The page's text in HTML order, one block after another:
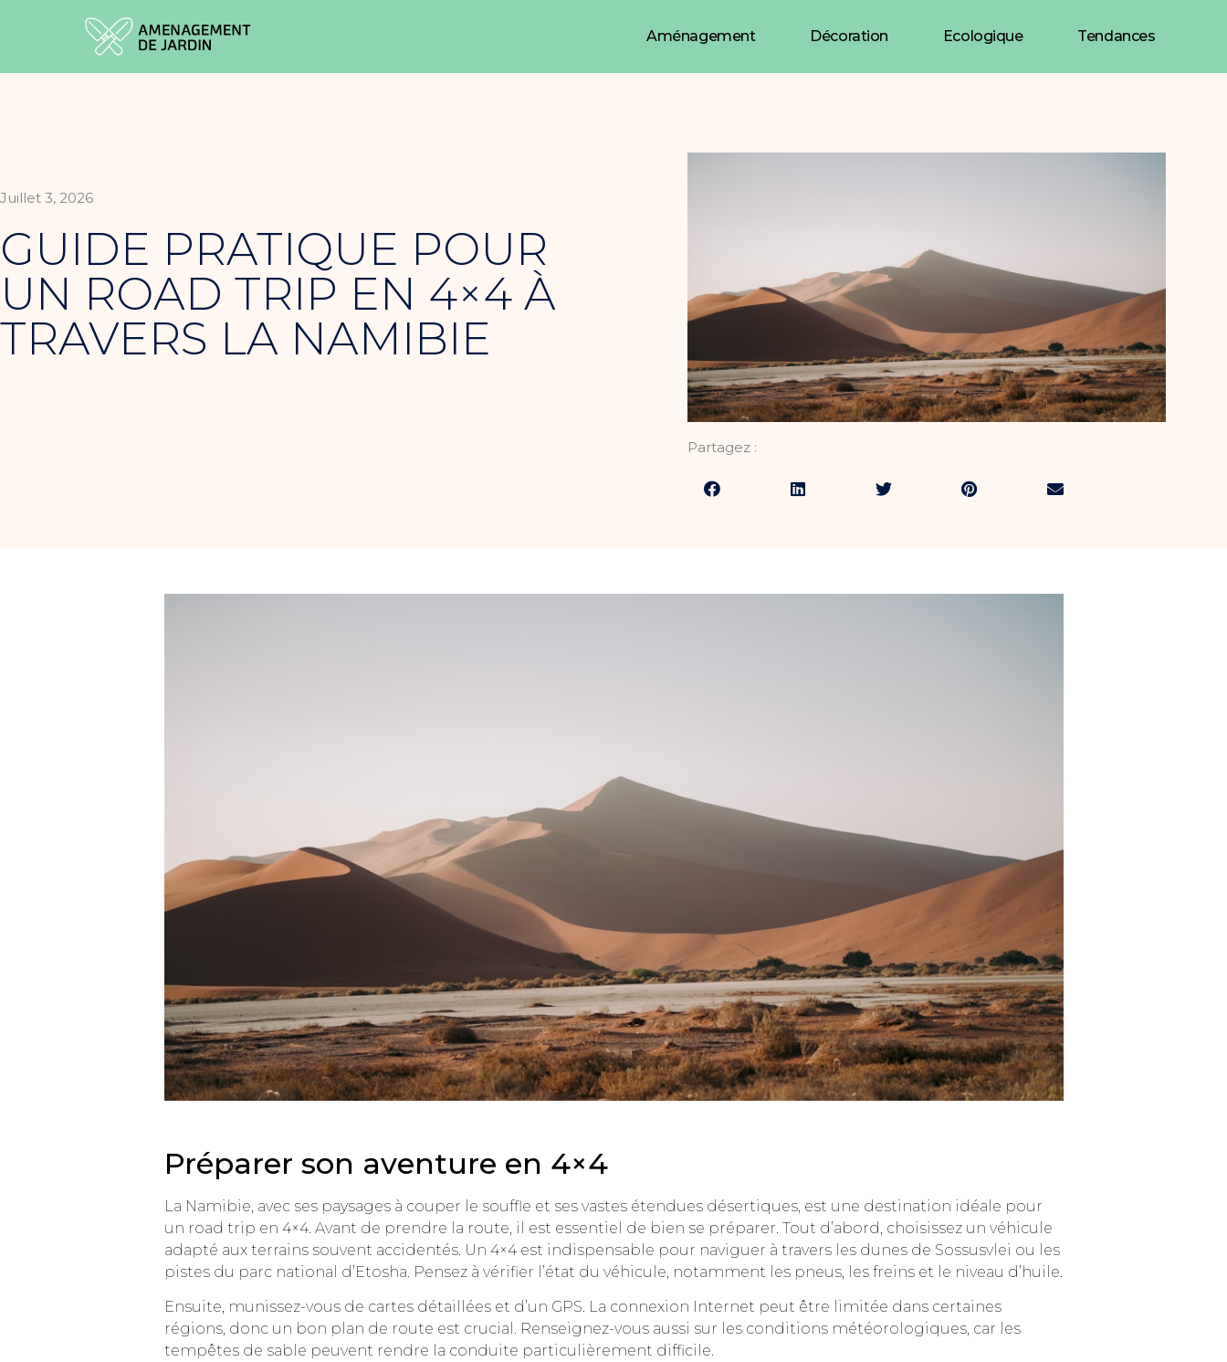
Aménagement Décoration Ecologique Tendances
Juillet 3, 2026
GUIDE PRATIQUE POUR
UN ROAD TRIP EN 4×4 À
TRAVERS LA NAMIBIE
Partagez :
Préparer son aventure en 4×4
La Namibie, avec ses paysages à couper le souffle et ses vastes étendues désertiques, est une destination idéale pour
un road trip en 4×4. Avant de prendre la route, il est essentiel de bien se préparer. Tout d’abord, choisissez un véhicule
adapté aux terrains souvent accidentés. Un 4×4 est indispensable pour naviguer à travers les dunes de Sossusvlei ou les
pistes du parc national d’Etosha. Pensez à vérifier l’état du véhicule, notamment les pneus, les freins et le niveau d’huile.
Ensuite, munissez-vous de cartes détaillées et d’un GPS. La connexion Internet peut être limitée dans certaines
régions, donc un bon plan de route est crucial. Renseignez-vous aussi sur les conditions météorologiques, car les
tempêtes de sable peuvent rendre la conduite particulièrement difficile.